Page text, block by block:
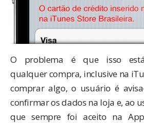
O problema é que isso
qualquer compra, inclusive na
comprar algo, o usuário é
confirmar os dados na loja e, ao
que sempre foi aceito na